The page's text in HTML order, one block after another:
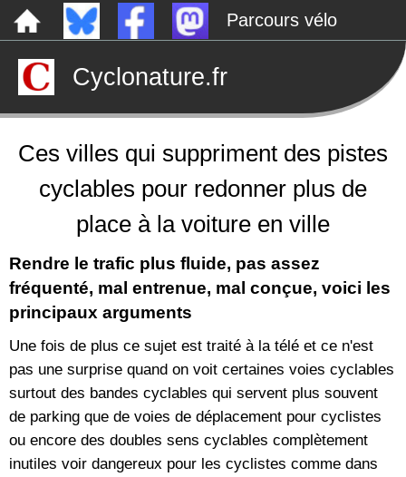
Parcours vélo
Dépôts sauvages
Le canal de Nantes à Brest à vélo
Rechercher
Cyclonature.fr
Ces villes qui suppriment des pistes
cyclables pour redonner plus de
place à la voiture en ville
Rendre le trafic plus fluide, pas assez
fréquenté, mal entrenue, mal conçue, voici les
principaux arguments
Une fois de plus ce sujet est traité à la télé et ce n'est
pas une surprise quand on voit certaines voies cyclables
surtout des bandes cyclables qui servent plus souvent
de parking que de voies de déplacement pour cyclistes
ou encore des doubles sens cyclables complètement
inutiles voir dangereux pour les cyclistes comme dans